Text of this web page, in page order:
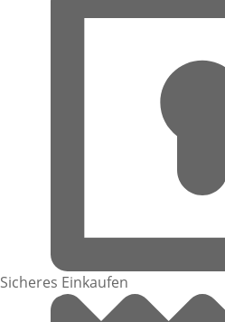
Sicheres Einkaufen